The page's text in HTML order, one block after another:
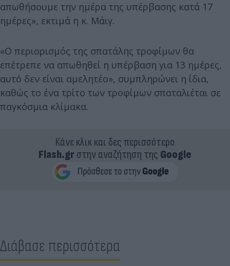
απωθήσουμε την ημέρα της υπέρβασης κατά 17
ημέρες», εκτιμά η κ. Μάιγ.
«Ο περιορισμός της σπατάλης τροφίμων θα
επέτρεπε να απωθηθεί η υπέρβαση για 13 ημέρες,
αυτό δεν είναι αμελητέο», συμπληρώνει η ίδια,
καθώς το ένα τρίτο των τροφίμων σπαταλιέται σε
παγκόσμια κλίμακα.
Κάνε κλικ και δες περισσότερο
Flash.grστην αναζήτηση της Google
Διάβασε περισσότερα